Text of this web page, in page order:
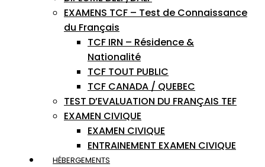
EXAMENS TCF – Test de Connaissance
du Français
TCF IRN – Résidence &
Nationalité
TCF TOUT PUBLIC
TCF CANADA / QUEBEC
TEST D’EVALUATION DU FRANÇAIS TEF
EXAMEN CIVIQUE
EXAMEN CIVIQUE
ENTRAINEMENT EXAMEN CIVIQUE
HÉBERGEMENTS